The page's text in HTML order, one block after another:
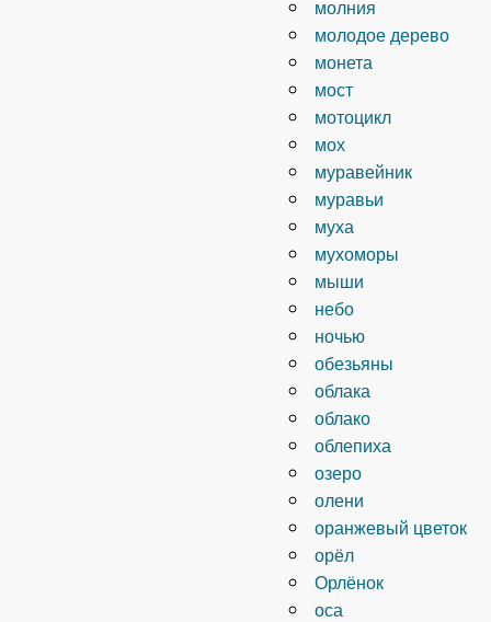
молния
молодое дерево
монета
мост
мотоцикл
мох
муравейник
муравьи
муха
мухоморы
мыши
небо
ночью
обезьяны
облака
облако
облепиха
озеро
олени
оранжевый цветок
орёл
Орлёнок
оса